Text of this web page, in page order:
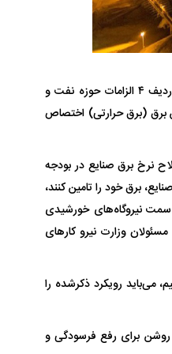
نمایندگان مجلس، سال گذشته در بررسی جزییات لایحه بودجه ۱۴۰۵ در بخش هزینه‌ای، ردیف ۴ الزامات حوزه نفت و
تولید و تامین برق (برق حرارتی) اختصاص
نرخ برق صنایع در بودجه
برق خود را تامین کنند،
یعنی حرکت به سمت نیروگاه‌های خورشیدی
وزارت نیرو کار‌های
می‌باید رویکرد ذکرشده را
روشن برای رفع فرسودگی و
سریع‌تر، پنهان‌کارتر و
| پهپاد انتحاری
هواپیمای مرموز E-11A BACN چیست؟